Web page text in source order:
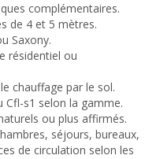
complémentaires.
de 4 et 5 mètres.
Saxony.
résidentiel ou
chauffage par le sol.
s1 selon la gamme.
ou plus affirmés.
séjours, bureaux,
de circulation selon les